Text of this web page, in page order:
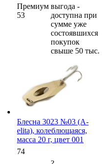
Премиум
53
выгода -
доступна при
сумме уже
состоявшихся
покупок
свыше 50 тыс.
Блесна 3023 №03 (А-
elita), колеблющаяся,
масса 20 г, цвет 001
74